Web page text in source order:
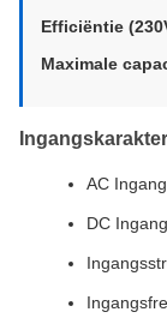
Efficiëntie
Maximale
AC
DC